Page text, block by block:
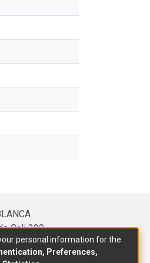
Cali 320 –
Provincial del
personal information for the
Preferences,